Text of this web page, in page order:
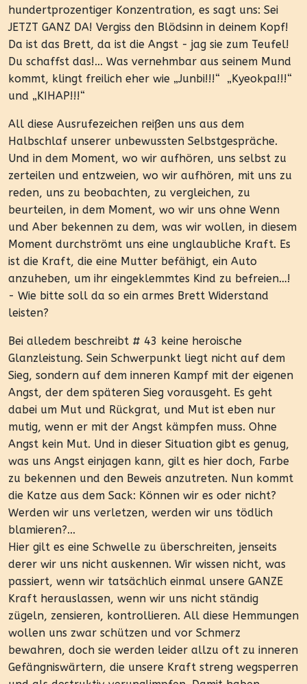
hundertprozentiger Konzentration, es sagt uns: Sei
JETZT GANZ DA! Vergiss den Blödsinn in deinem Kopf!
Da ist das Brett, da ist die Angst - jag sie zum Teufel!
Du schaffst das!... Was vernehmbar aus seinem Mund
kommt, klingt freilich eher wie „Junbi!!!“ „Kyeokpa!!!“
und „KIHAP!!!“
All diese Ausrufezeichen reißen uns aus dem
Halbschlaf unserer unbewussten Selbstgespräche.
Und in dem Moment, wo wir aufhören, uns selbst zu
zerteilen und entzweien, wo wir aufhören, mit uns zu
reden, uns zu beobachten, zu vergleichen, zu
beurteilen, in dem Moment, wo wir uns ohne Wenn
und Aber bekennen zu dem, was wir wollen, in diesem
Moment durchströmt uns eine unglaubliche Kraft. Es
ist die Kraft, die eine Mutter befähigt, ein Auto
anzuheben, um ihr eingeklemmtes Kind zu befreien…!
- Wie bitte soll da so ein armes Brett Widerstand
leisten?
Bei alledem beschreibt # 43 keine heroische
Glanzleistung. Sein Schwerpunkt liegt nicht auf dem
Sieg, sondern auf dem inneren Kampf mit der eigenen
Angst, der dem späteren Sieg vorausgeht. Es geht
dabei um Mut und Rückgrat, und Mut ist eben nur
mutig, wenn er mit der Angst kämpfen muss. Ohne
Angst kein Mut. Und in dieser Situation gibt es genug,
was uns Angst einjagen kann, gilt es hier doch, Farbe
zu bekennen und den Beweis anzutreten. Nun kommt
die Katze aus dem Sack: Können wir es oder nicht?
Werden wir uns verletzen, werden wir uns tödlich
blamieren?...
Hier gilt es eine Schwelle zu überschreiten, jenseits
derer wir uns nicht auskennen. Wir wissen nicht, was
passiert, wenn wir tatsächlich einmal unsere GANZE
Kraft herauslassen, wenn wir uns nicht ständig
zügeln, zensieren, kontrollieren. All diese Hemmungen
wollen uns zwar schützen und vor Schmerz
bewahren, doch sie werden leider allzu oft zu inneren
Gefängniswärtern, die unsere Kraft streng wegsperren